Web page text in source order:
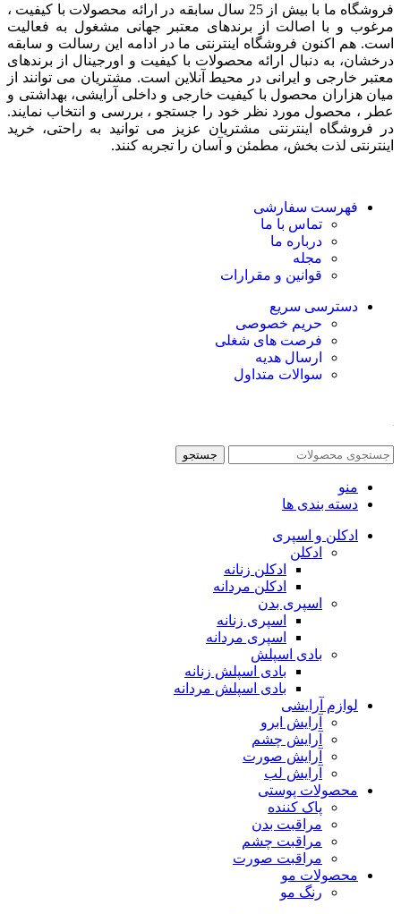
فروشگاه ما با بیش از 25 سال سابقه در ارائه محصولات با کيفيت ،
مرغوب و با اصالت از برندهای معتبر جهانی مشغول به فعاليت
است. هم اکنون فروشگاه اینترنتی ما در ادامه اين رسالت و سابقه
درخشان، به دنبال ارائه محصولات با کيفيت و اورجينال از برندهای
معتبر خارجی و ايرانی در محيط آنلاين است. مشتريان می توانند از
ميان هزاران محصول با کيفيت خارجی و داخلی آرایشی، بهداشتی و
عطر ، محصول مورد نظر خود را جستجو ، بررسی و انتخاب نمايند.
در فروشگاه اینترنتی مشتريان عزیز می توانيد به راحتی، خرید
اینترنتی لذت بخش، مطمئن و آسان را تجربه کنند.
فهرست سفارشی
تماس با ما
درباره ما
مجله
قوانین و مقرارات
دسترسی سریع
حریم خصوصی
فرصت های شغلی
ارسال هدیه
سوالات متداول
جستجو
منو
دسته بندی ها
ادکلن و اسپری
ادکلن
ادکلن زنانه
ادکلن مردانه
اسپری بدن
اسپری زنانه
اسپری مردانه
بادی اسپلش
بادی اسپلش زنانه
بادی اسپلش مردانه
لوازم آرایشی
آرایش ابرو
آرایش چشم
آرایش صورت
آرایش لب
محصولات پوستی
پاک کننده
مراقبت بدن
مراقبت چشم
مراقبت صورت
محصولات مو
رنگ مو